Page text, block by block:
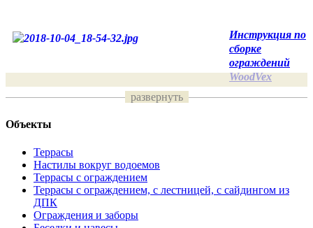
Инструкция по
сборке
ограждений
WoodVex
Монтаж
требующий от
рабочих
развернуть
Объекты
Террасы
Настилы вокруг водоемов
Террасы с ограждением
Террасы с ограждением, с лестницей, с сайдингом из
ДПК
Ограждения и заборы